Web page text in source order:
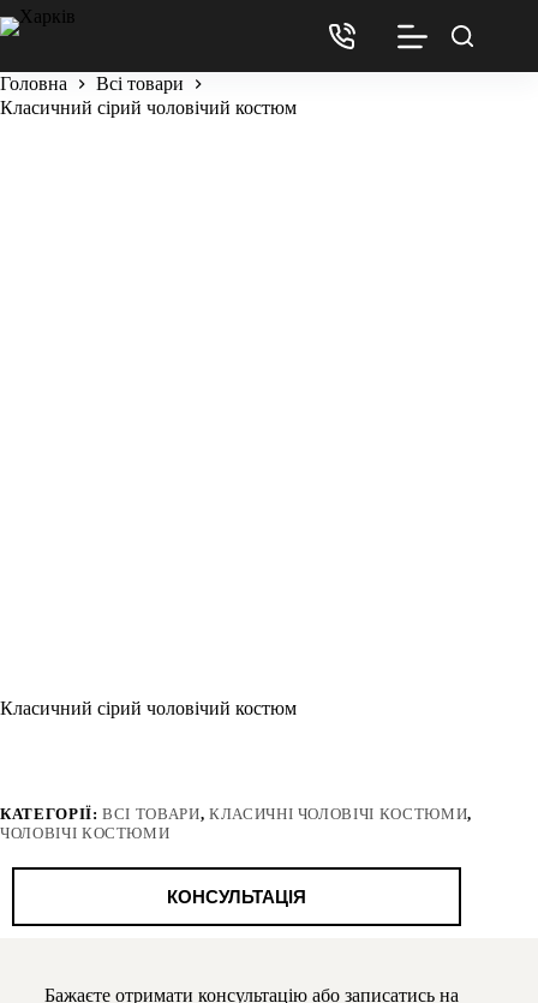
Головна
Всі товари
Класичний сірий чоловічий костюм
Класичний сірий чоловічий костюм
КАТЕГОРІЇ:ВСІ ТОВАРИ, КЛАСИЧНІ ЧОЛОВІЧІ КОСТЮМИ,
ЧОЛОВІЧІ КОСТЮМИ
КОНСУЛЬТАЦІЯ
Бажаєте отримати консультацію або записатись на